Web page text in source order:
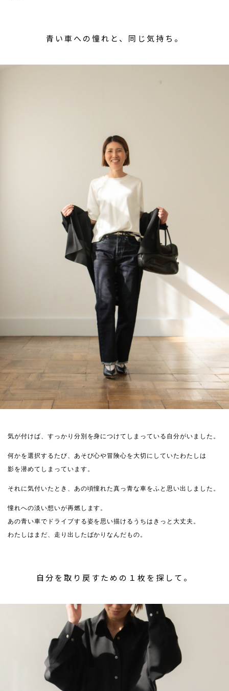
青い車への憧れと、同じ気持ち。
気が付けば、すっかり分別を身につけてしまっている自分がいました。
何かを選択するたび、あそび心や冒険心を大切にしていたわたしは
影を潜めてしまっています。
それに気付いたとき、あの頃憧れた真っ青な車をふと思い出しました。
憧れへの淡い想いが再燃します。
あの青い車でドライブする姿を思い描けるうちはきっと大丈夫。
わたしはまだ、走り出したばかりなんだもの。
自分を取り戻すための１枚を探して。